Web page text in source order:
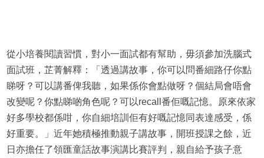
從小培養閱讀習慣，對小一面試都有幫助，毋須參加洗腦式
面試班，芷菁解釋：「透過講故事，你可以問番細路仔你點
睇呀？可以講番俾我聽，如果係你會點做呀？個結局會唔會
改變呢？你點睇啲角色呢？可以recall番佢嘅記憶。原來依家
好多學校都係咁，你自細培訓佢有好嘅記憶同表達感受，係
好重要。」近年她積極推動親子講故事，開班授課之餘，近
日亦擔任了領匯童話故事演講比賽評判，親自給予孩子意